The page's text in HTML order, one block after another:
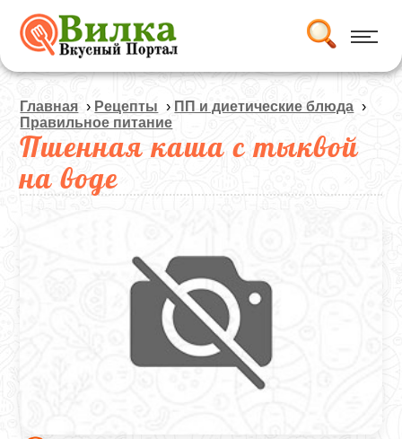
Главная › Рецепты › ПП и диетические блюда ›
Правильное питание
Пшенная каша с тыквой
на воде